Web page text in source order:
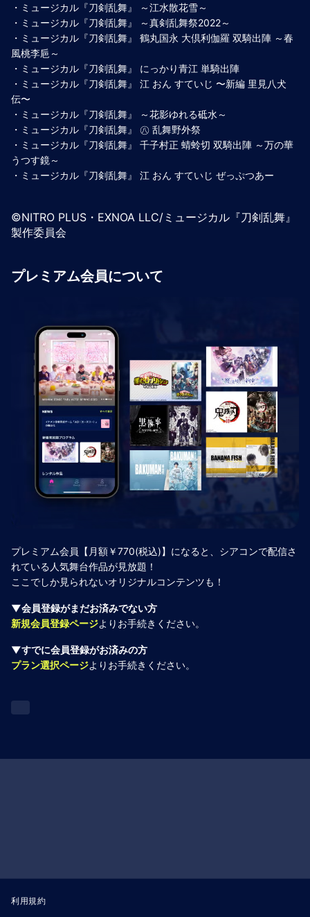
・ミュージカル『刀剣乱舞』 ～江水散花雪～
・ミュージカル『刀剣乱舞』 ～真剣乱舞祭2022～
・ミュージカル『刀剣乱舞』 鶴丸国永 大倶利伽羅 双騎出陣 ～春
風桃李巵～
・ミュージカル『刀剣乱舞』 にっかり青江 単騎出陣
・ミュージカル『刀剣乱舞』 江 おん すていじ 〜新編 里見八犬
伝〜
・ミュージカル『刀剣乱舞』 ～花影ゆれる砥水～
・ミュージカル『刀剣乱舞』 ㊇ 乱舞野外祭
・ミュージカル『刀剣乱舞』 千子村正 蜻蛉切 双騎出陣 ～万の華
うつす鏡～
・ミュージカル『刀剣乱舞』 江 おん すていじ ぜっぷつあー
©NITRO PLUS・EXNOA LLC/ミュージカル『刀剣乱舞』
製作委員会
プレミアム会員について
プレミアム会員【月額￥770(税込)】になると、シアコンで配信さ
れている人気舞台作品が見放題！
ここでしか見られないオリジナルコンテンツも！
▼会員登録がまだお済みでない方
新規会員登録ページよりお手続きください。
▼すでに会員登録がお済みの方
プラン選択ページよりお手続きください。
利用規約